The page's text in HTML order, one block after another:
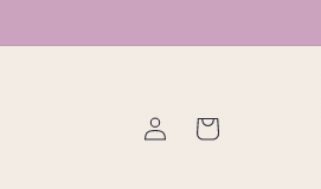
グ
イ
ー